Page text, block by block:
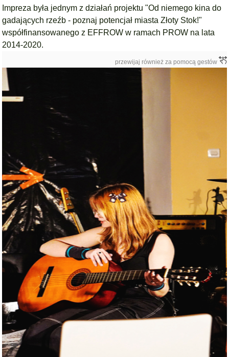
Impreza była jednym z działań projektu "Od niemego kina do
gadających rzeźb - poznaj potencjał miasta Złoty Stok!"
współfinansowanego z EFFROW w ramach PROW na lata
2014-2020.
przewijaj również za pomocą gestów